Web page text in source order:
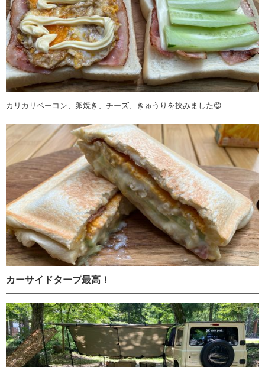
カリカリベーコン、卵焼き、チーズ、きゅうりを挟みました😊
カーサイドタープ最高！